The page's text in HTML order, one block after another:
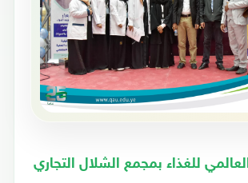
للغذاء بمجمع الشلال التجاري